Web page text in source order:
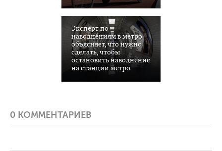
Эксперт по
наводнениям в метро
объясняет, что нужно
сделать, чтобы
остановить наводнение
на станции метро
0 КОММЕНТАРИЕВ